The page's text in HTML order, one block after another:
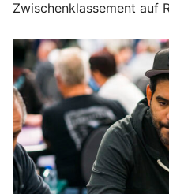
Zwischenklassement auf